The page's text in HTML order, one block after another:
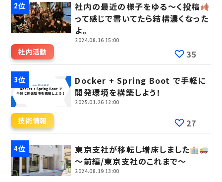
社内の最近の様子をゆる～く投稿
って感じで書いてたら結構濃くなった
よ。
2024.08.16 15:00
社内活動 35
Docker + Spring Boot で手軽に
開発環境を構築しよう！
2025.01.26 12:00
技術情報 27
東京支社が移転し増床しました
～前編/東京支社のこれまで～
2024.08.19 13:00